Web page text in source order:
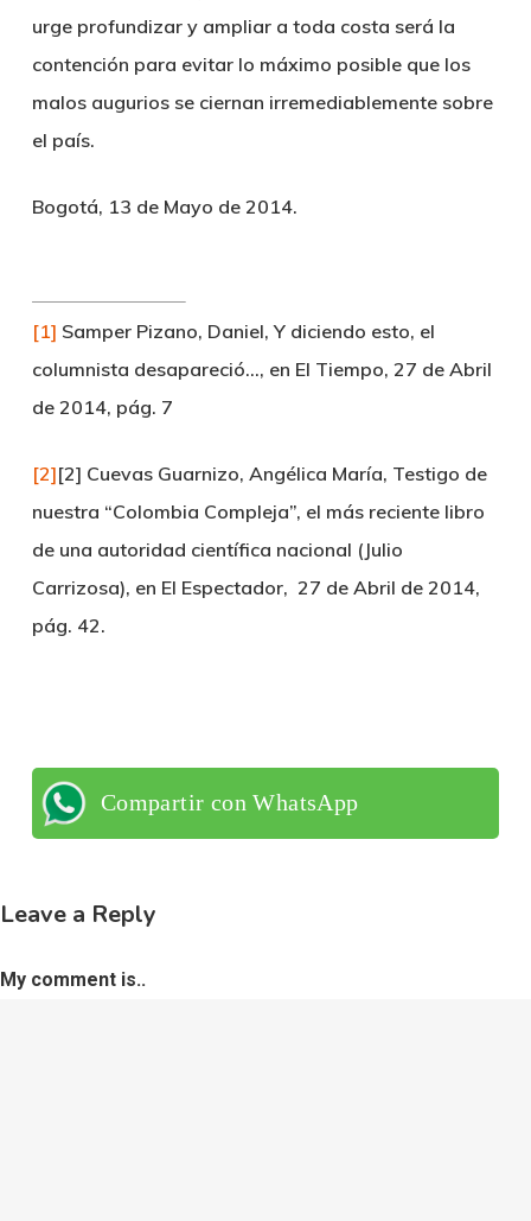
urge profundizar y ampliar a toda costa será la
contención para evitar lo máximo posible que los
malos augurios se ciernan irremediablemente sobre
el país.
Bogotá, 13 de Mayo de 2014.
[1] Samper Pizano, Daniel, Y diciendo esto, el
columnista desapareció…, en El Tiempo, 27 de Abril
de 2014, pág. 7
[2][2] Cuevas Guarnizo, Angélica María, Testigo de
nuestra “Colombia Compleja”, el más reciente libro
de una autoridad científica nacional (Julio
Carrizosa), en El Espectador, 27 de Abril de 2014,
pág. 42.
Compartir con WhatsApp
Leave a Reply
My comment is..